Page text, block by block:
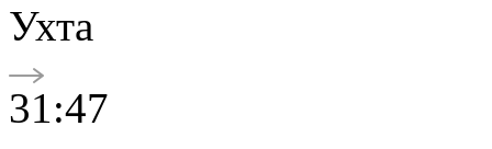
Ухта
31:47